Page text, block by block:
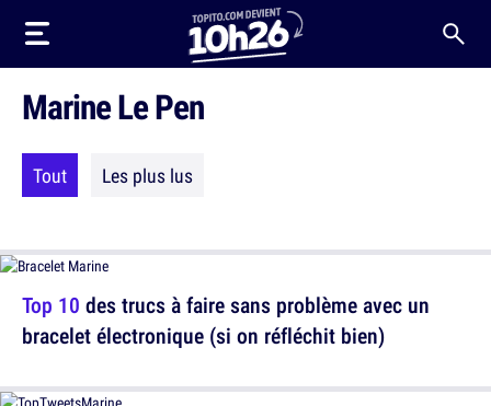
Marine Le Pen
Tout Les plus lus
Top 10 des trucs à faire sans problème avec un
bracelet électronique (si on réfléchit bien)